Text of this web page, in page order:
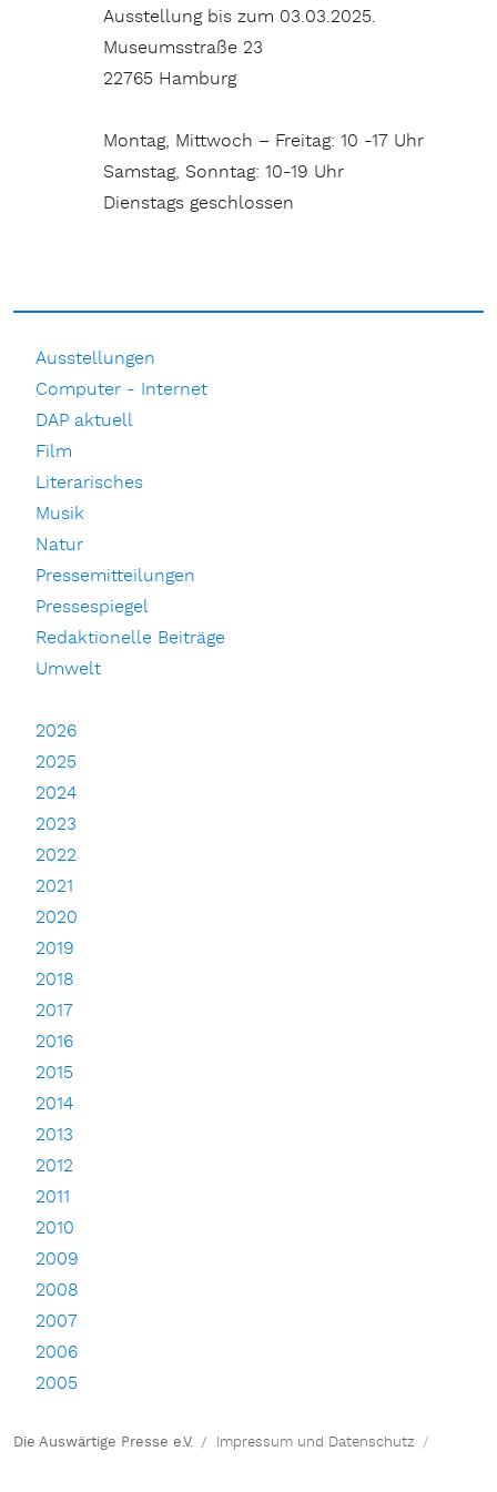
Ausstellung bis zum 03.03.2025.
Museumsstraße 23
22765 Hamburg
Montag, Mittwoch – Freitag: 10 -17 Uhr
Samstag, Sonntag: 10-19 Uhr
Dienstags geschlossen
Ausstellungen
Computer - Internet
DAP aktuell
Film
Literarisches
Musik
Natur
Pressemitteilungen
Pressespiegel
Redaktionelle Beiträge
Umwelt
2026
2025
2024
2023
2022
2021
2020
2019
2018
2017
2016
2015
2014
2013
2012
2011
2010
2009
2008
2007
2006
2005
Die Auswärtige Presse e.V. Impressum und Datenschutz